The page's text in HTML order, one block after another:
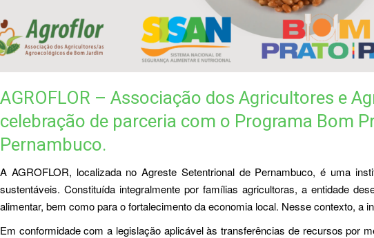
AGROFLOR – Associação dos Agricultores e
celebração de parceria com o Programa Bom
Pernambuco.
A AGROFLOR, localizada no Agreste Setentrional de Pernambuco, é uma
sustentáveis. Constituída integralmente por famílias agricultoras, a entidade
alimentar, bem como para o fortalecimento da economia local. Nesse contexto,
Em conformidade com a legislação aplicável às transferências de recursos por